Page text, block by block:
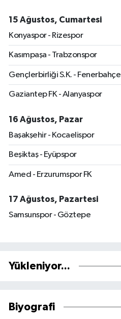
15 Ağustos, Cumartesi
Konyaspor - Rizespor
Kasımpaşa - Trabzonspor
Gençlerbirliği S.K. - Fenerbahçe
Gaziantep FK - Alanyaspor
16 Ağustos, Pazar
Başakşehir - Kocaelispor
Beşiktaş - Eyüpspor
Amed - Erzurumspor FK
17 Ağustos, Pazartesi
Samsunspor - Göztepe
Yükleniyor...
Biyografi